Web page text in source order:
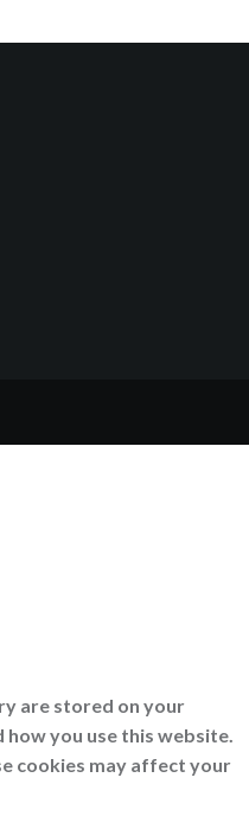
are stored on your
you use this website.
cookies may affect your